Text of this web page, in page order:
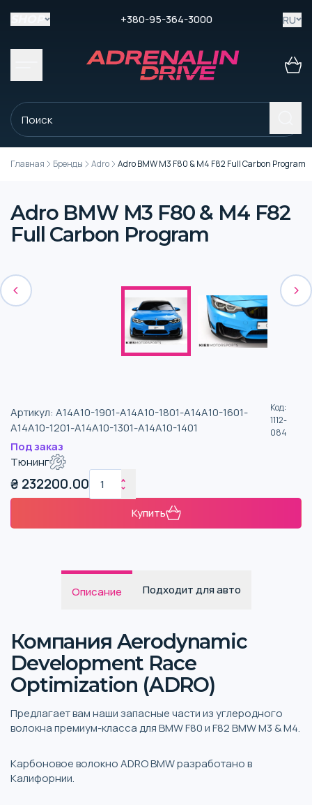
+380-95-364-3000 RU
Главная Бренды Adro Adro BMW M3 F80 & M4 F82 Full Carbon Program
Adro BMW M3 F80 & M4 F82
Full Carbon Program
Артикул: A14A10-1901-A14A10-1801-A14A10-1601-
A14A10-1201-A14A10-1301-A14A10-1401
Код:
1112-
084
Под заказ
Тюнинг
₴ 232200.00
Купить
Описание Подходит для авто
Компания Aerodynamic
Development Race
Optimization (ADRO)
Предлагает вам наши запасные части из углеродного
волокна премиум-класса для BMW F80 и F82 BMW M3 & M4.
Карбоновое волокно ADRO BMW разработано в
Калифорнии.